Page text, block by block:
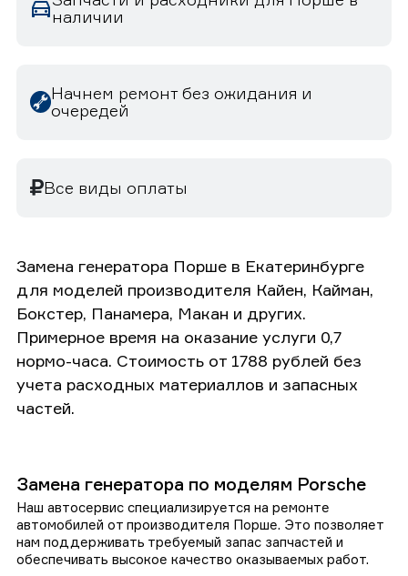
наличии
Начнем ремонт без ожидания и
очередей
Все виды оплаты
Замена генератора Порше в Екатеринбурге
для моделей производителя Кайен, Кайман,
Бокстер, Панамера, Макан и других.
Примерное время на оказание услуги 0,7
нормо-часа. Стоимость от 1788 рублей без
учета расходных материаллов и запасных
частей.
Замена генератора по моделям Porsche
Наш автосервис специализируется на ремонте
автомобилей от производителя Порше. Это позволяет
нам поддерживать требуемый запас запчастей и
обеспечивать высокое качество оказываемых работ.